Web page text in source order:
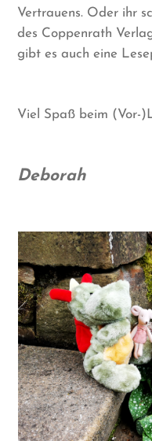
Vertrauens. Oder ihr
des Coppenrath
gibt es auch eine
Viel Spaß beim (Vor-
Deborah